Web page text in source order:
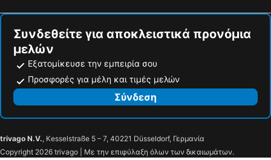
Συνδεθείτε για αποκλειστικά προνόμια
μελών
Εξατομίκευσε την εμπειρία σου
Προσφορές για μέλη και τιμές μελών
Σύνδεση
trivago N.V., Kesselstraße 5 – 7, 40221 Düsseldorf, Γερμανία
Copyright 2026 trivago | Με την επιφύλαξη όλων των δικαιωμάτων.